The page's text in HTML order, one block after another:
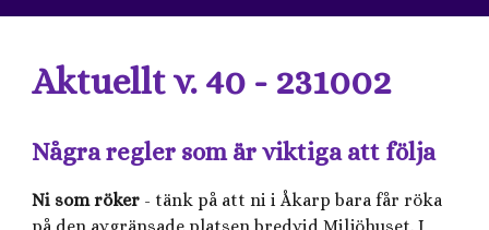
Aktuellt v. 40 - 231002
Några regler som är viktiga att följa
Ni som röker - tänk på att ni i Åkarp bara får röka